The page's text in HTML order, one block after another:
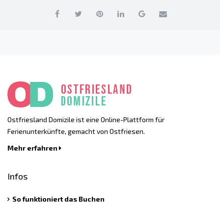
Ostfriesland Domizile ist eine Online-Plattform für
Ferienunterkünfte, gemacht von Ostfriesen.
Mehr erfahren
Infos
So funktioniert das Buchen